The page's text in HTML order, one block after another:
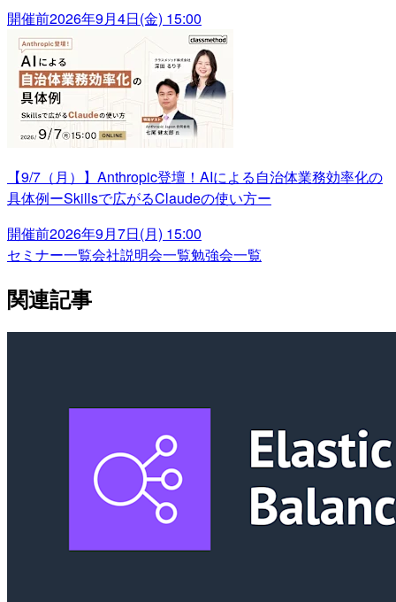
開催前2026年9月4日(金) 15:00
【9/7（月）】Anthropic登壇！AIによる自治体業務効率化の
具体例ーSkillsで広がるClaudeの使い方ー
開催前2026年9月7日(月) 15:00
セミナー一覧会社説明会一覧勉強会一覧
関連記事